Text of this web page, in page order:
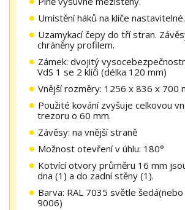
Umístění háků na klíče nastavitelné.
Uzamykací čepy do tří stran.
chráněny profilem.
Zámek: dvojitý
VdS 1 se 2 klíči (délka 120 mm)
Vnější rozměry: 1256 x 836 x 700
Použité kování zvyšuje celkovou
trezoru o 60 mm.
Závěsy: na vnější straně
Možnost otevření v úhlu: 180°
Kotvící otvory průměru 16 mm
dna (1) a do zadní stěny (1).
Barva: RAL 7035 světle šedá(nebo
9006)